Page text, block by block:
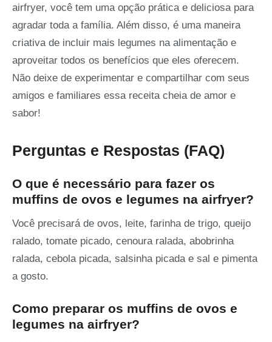
airfryer, você tem uma opção prática e deliciosa para
agradar toda a família. Além disso, é uma maneira
criativa de incluir mais legumes na alimentação e
aproveitar todos os benefícios que eles oferecem.
Não deixe de experimentar e compartilhar com seus
amigos e familiares essa receita cheia de amor e
sabor!
Perguntas e Respostas (FAQ)
O que é necessário para fazer os
muffins de ovos e legumes na airfryer?
Você precisará de ovos, leite, farinha de trigo, queijo
ralado, tomate picado, cenoura ralada, abobrinha
ralada, cebola picada, salsinha picada e sal e pimenta
a gosto.
Como preparar os muffins de ovos e
legumes na airfryer?